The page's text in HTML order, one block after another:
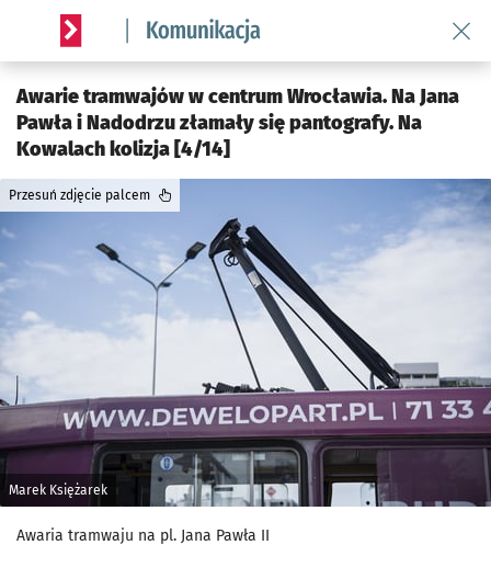
Serwis informacyjny wroclaw.pl podserwis: Komunikacja
Awarie tramwajów w centrum Wrocławia. Na Jana
Pawła i Nadodrzu złamały się pantografy. Na
Kowalach kolizja [4/14]
Marek Księżarek
Przesuń zdjęcie palcem
Awaria tramwaju na pl. Jana Pawła II